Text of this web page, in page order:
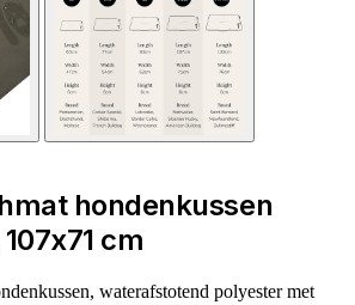
hondenkussen
cm
waterafstotend polyester met